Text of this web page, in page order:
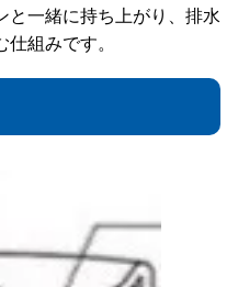
と一緒に持ち上がり、排水
組みです。